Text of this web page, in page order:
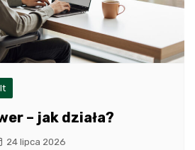
It
– jak działa?
24 lipca 2026